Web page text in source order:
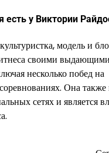
есть у Виктории
модель и
своими
несколько побед на
Она
сетях и является